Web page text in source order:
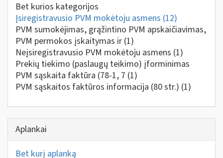
Bet kurios kategorijos
Įsiregistravusio PVM mokėtoju asmens (12)
PVM sumokėjimas, grąžintino PVM apskaičiavimas,
PVM permokos įskaitymas ir (1)
Neįsiregistravusio PVM mokėtoju asmens (1)
Prekių tiekimo (paslaugų teikimo) įforminimas
PVM sąskaita faktūra (78-1, 7 (1)
PVM sąskaitos faktūros informacija (80 str.) (1)
Aplankai
Bet kurį aplanką